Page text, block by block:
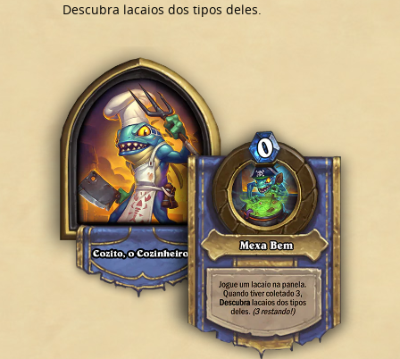
Descubra lacaios dos tipos deles.